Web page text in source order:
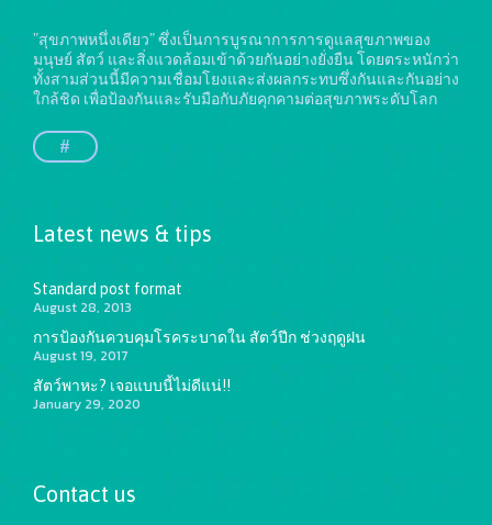
"สุขภาพหนึ่งเดียว" ซึ่งเป็นการบูรณาการการดูแลสุขภาพของ
มนุษย์ สัตว์ และสิ่งแวดล้อมเข้าด้วยกันอย่างยั่งยืนโดยตระหนักว่า
ทั้งสามส่วนนี้มีความเชื่อมโยงและส่งผลกระทบซึ่งกันและกันอย่าง
ใกล้ชิด เพื่อป้องกันและรับมือกับภัยคุกคามต่อสุขภาพระดับโลก
#
Latest news & tips
Standard post format
August 28, 2013
การป้องกันควบคุมโรคระบาดใน สัตว์ปีก ช่วงฤดูฝน
August 19, 2017
สัตว์พาหะ? เจอแบบนี้ไม่ดีแน่!!
January 29, 2020
Contact us